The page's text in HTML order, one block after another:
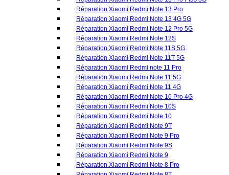
Réparation Xiaomi Redmi Note 11 4G
Réparation Xiaomi Redmi Note 10 Pro 4G
Réparation Xiaomi Redmi Note 10S
Réparation Xiaomi Redmi Note 10
Réparation Xiaomi Redmi Note 9T
Réparation Xiaomi Redmi Note 9 Pro
Réparation Xiaomi Redmi Note 9S
Réparation Xiaomi Redmi Note 9
Réparation Xiaomi Redmi Note 8 Pro
Réparation Xiaomi Redmi Note 8T
Réparation Xiaomi Redmi Note 8
Réparation Xiaomi Redmi Note 7
Réparation Xiaomi Redmi Note 6 Pro
Réparation Xiaomi Redmi Note 5
Réparation Xiaomi Redmi Note 5A
Réparation Xiaomi Redmi Note 4X
Réparation Xiaomi Redmi Note 4
Réparation Série Xiaomi